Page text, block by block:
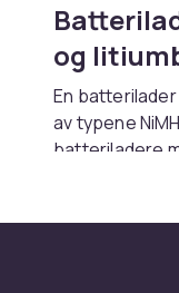
og
En
av typene
batteriladere
batterier. 4-
lading av flere